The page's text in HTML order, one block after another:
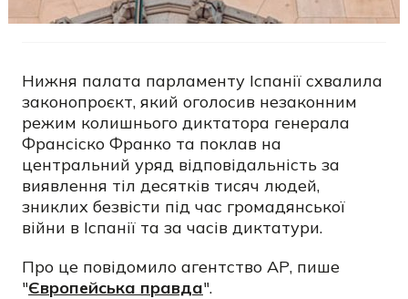
Нижня палата парламенту Іспанії схвалила
законопроєкт, який оголосив незаконним
режим колишнього диктатора генерала
Франсіско Франко та поклав на
центральний уряд відповідальність за
виявлення тіл десятків тисяч людей,
зниклих безвісти під час громадянської
війни в Іспанії та за часів диктатури.
Про це повідомило агентство АР, пише
"Європейська правда".